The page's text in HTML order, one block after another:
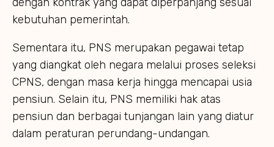
kebutuhan pemerintah.
Sementara itu, PNS merupakan pegawai tetap
yang diangkat oleh negara melalui proses seleksi
CPNS, dengan masa kerja hingga mencapai usia
pensiun. Selain itu, PNS memiliki hak atas
pensiun dan berbagai tunjangan lain yang diatur
dalam peraturan perundang-undangan.